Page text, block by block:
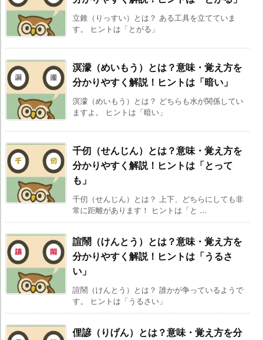
立錐（りっすい）とは？ ある工具を立てていま
す。 ヒントは「とがる」
溟濛（めいもう）とは？意味・覚え方を
分かりやすく解説！ヒントは「暗い」
溟濛（めいもう）とは？ どちらも水が関係してい
ますよ。 ヒントは「暗い」
千仞（せんじん）とは？意味・覚え方を
分かりやすく解説！ヒントは「とって
も」
千仞（せんじん）とは？ 上下、どちらにしても非
常に距離があります！ ヒントは「と ...
諠鬧（けんとう）とは？意味・覚え方を
分かりやすく解説！ヒントは「うるさ
い」
諠鬧（けんとう）とは？ 誰かが争っているようで
す。 ヒントは「うるさい」
俚諺（りげん）とは？意味・覚え方を分